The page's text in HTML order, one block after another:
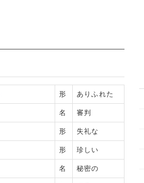
形 ありふれた
名 審判
形 失礼な
形 珍しい
名 秘密の